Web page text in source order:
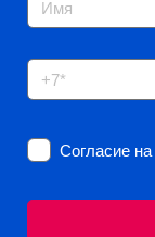
Согласие на